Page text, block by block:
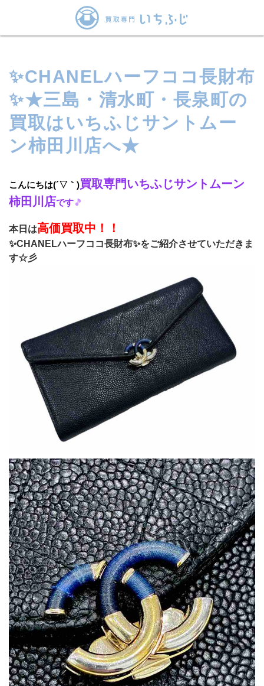
✨CHANELハーフココ長財布
✨★三島・清水町・長泉町の
買取はいちふじサントムー
ン柿田川店へ★
こんにちは(´▽｀)買取専門いちふじサントムーン
柿田川店です🎵
本日は高価買取中！！
✨CHANELハーフココ長財布✨をご紹介させていただきま
す☆彡